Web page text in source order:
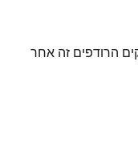
הרודפים זה אחר